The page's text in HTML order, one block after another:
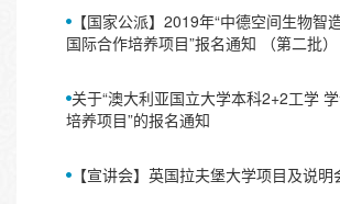
【国家公派】2019年“中德空间生物智
国际合作培养项目”报名通知 （第二批）
关于“澳大利亚国立大学本科2+2工学
培养项目”的报名通知
【宣讲会】英国拉夫堡大学项目及说明